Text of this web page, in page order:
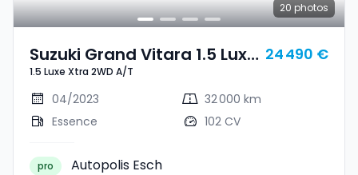
20 photos
Suzuki Grand Vitara 1.5 Luxe
Xtra 2WD A/T
1.5 Luxe Xtra 2WD A/T
24 490 €
04/2023
32 000 km
Essence
102 CV
pro Autopolis Esch